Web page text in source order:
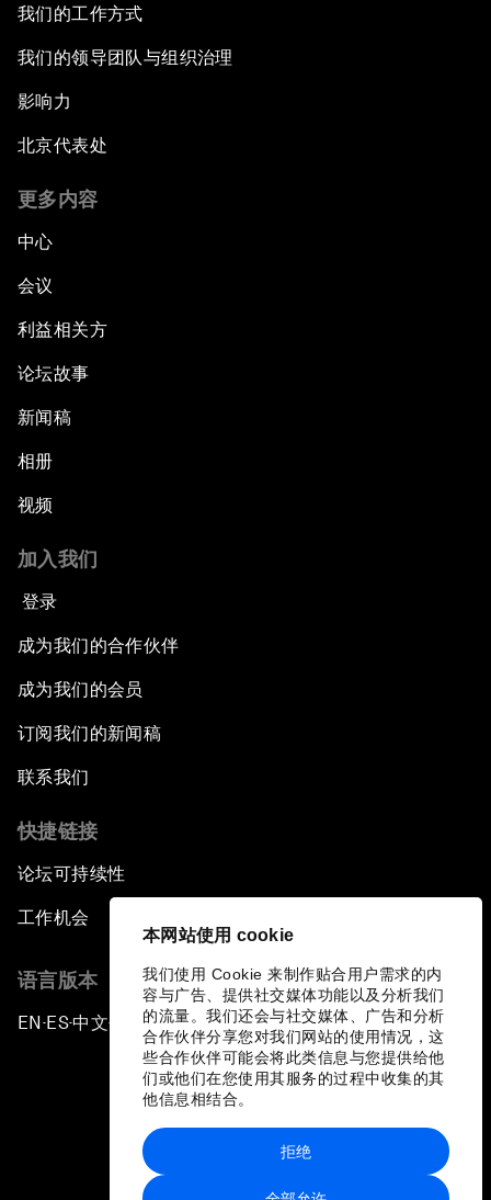
本网站使用 cookie
我们使用 Cookie 来制作贴合用户需求的内
容与广告、提供社交媒体功能以及分析我们
的流量。我们还会与社交媒体、广告和分析
合作伙伴分享您对我们网站的使用情况，这
些合作伙伴可能会将此类信息与您提供给他
们或他们在您使用其服务的过程中收集的其
他信息相结合。
拒绝
我们的工作方式
我们的领导团队与组织治理
影响力
北京代表处
更多内容
中心
会议
利益相关方
论坛故事
新闻稿
相册
视频
加入我们
登录
成为我们的合作伙伴
成为我们的会员
订阅我们的新闻稿
联系我们
快捷链接
论坛可持续性
工作机会
语言版本
EN ▪ES▪中文▪ 日本語